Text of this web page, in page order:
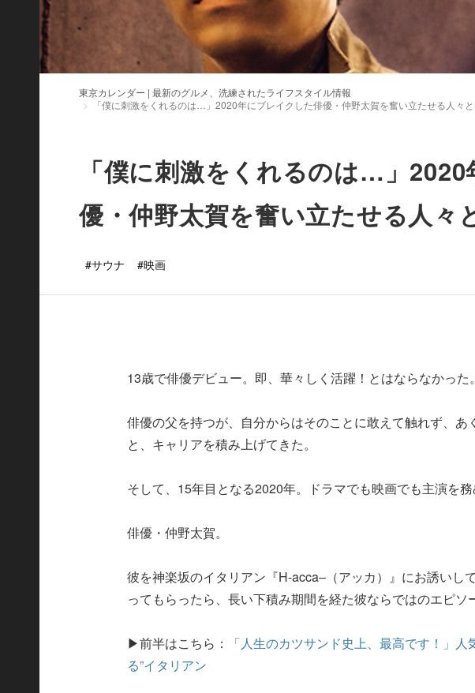
東京カレンダー | 最新のグルメ、洗練されたライフスタイル情報
「僕に刺激をくれるのは…」2020年にブレイクした俳優・仲野太賀を奮い立たせる人々
「僕に刺激をくれるのは…」
優・仲野太賀を奮い立たせる人々
#サウナ #映画
13歳で俳優デビュー。即、華々しく活躍！とはならなかった。
俳優の父を持つが、自分からはそのことに敢えて触れず、あ
と、キャリアを積み上げてきた。
そして、15年目となる2020年。ドラマでも映画でも主演を務
俳優・仲野太賀。
彼を神楽坂のイタリアン『H-acca‒（アッカ）』にお誘いし
ってもらったら、長い下積み期間を経た彼ならではのエピソ
▶前半はこちら：
「人生のカツサンド史上、最高です！」
る”イタリアン